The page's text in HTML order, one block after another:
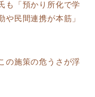
も「預かり所化で学
や民間連携が本筋」
の施策の危うさが浮